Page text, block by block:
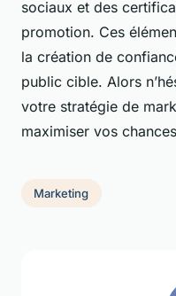
sociaux et des
promotion. Ces
la création de
public cible. Alors
votre stratégie de
maximiser vos
Marketing